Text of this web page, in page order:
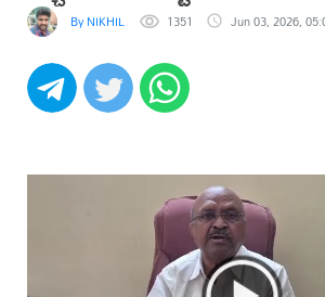
By NIKHIL 1351 Jun 03, 2026,